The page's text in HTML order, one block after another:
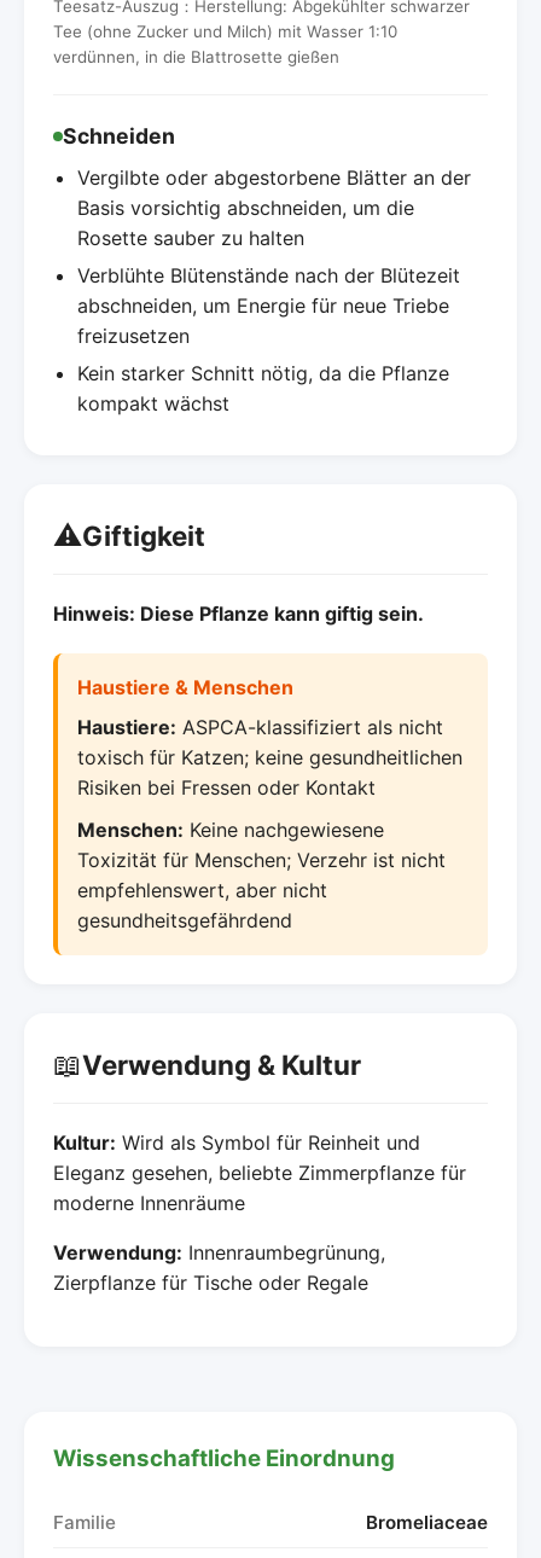
Teesatz-Auszug：Herstellung: Abgekühlter schwarzer
Tee (ohne Zucker und Milch) mit Wasser 1:10
verdünnen, in die Blattrosette gießen
Schneiden
Vergilbte oder abgestorbene Blätter an der
Basis vorsichtig abschneiden, um die
Rosette sauber zu halten
Verblühte Blütenstände nach der Blütezeit
abschneiden, um Energie für neue Triebe
freizusetzen
Kein starker Schnitt nötig, da die Pflanze
kompakt wächst
⚠️Giftigkeit
Hinweis: Diese Pflanze kann giftig sein.
Haustiere & Menschen
Haustiere: ASPCA-klassifiziert als nicht
toxisch für Katzen; keine gesundheitlichen
Risiken bei Fressen oder Kontakt
Menschen: Keine nachgewiesene
Toxizität für Menschen; Verzehr ist nicht
empfehlenswert, aber nicht
gesundheitsgefährdend
📖Verwendung & Kultur
Kultur: Wird als Symbol für Reinheit und
Eleganz gesehen, beliebte Zimmerpflanze für
moderne Innenräume
Verwendung: Innenraumbegrünung,
Zierpflanze für Tische oder Regale
Wissenschaftliche Einordnung
Familie Bromeliaceae